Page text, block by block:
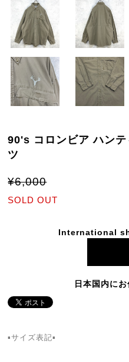
90's コロンビア ハン
ツ
¥6,000
SOLD OUT
International
日本国内に
▪️サイズ表記▪️